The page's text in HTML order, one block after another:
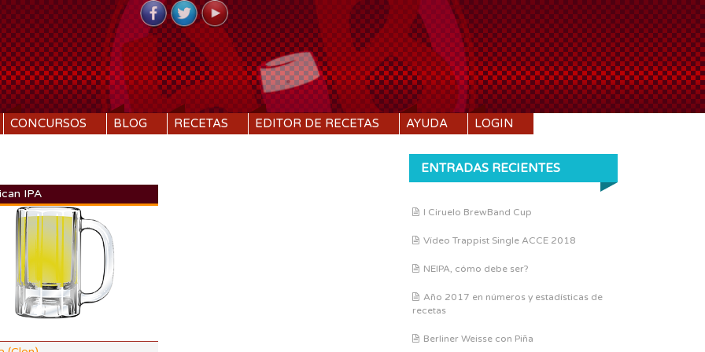
CONCURSOS BLOG RECETAS EDITOR DE RECETAS AYUDA LOGIN
SRM
IPA
ENTRADAS RECIENTES
I Ciruelo BrewBand Cup
Vídeo Trappist Single ACCE 2018
NEIPA, cómo debe ser?
Año 2017 en números y estadísticas de
recetas
Berliner Weisse con Piña